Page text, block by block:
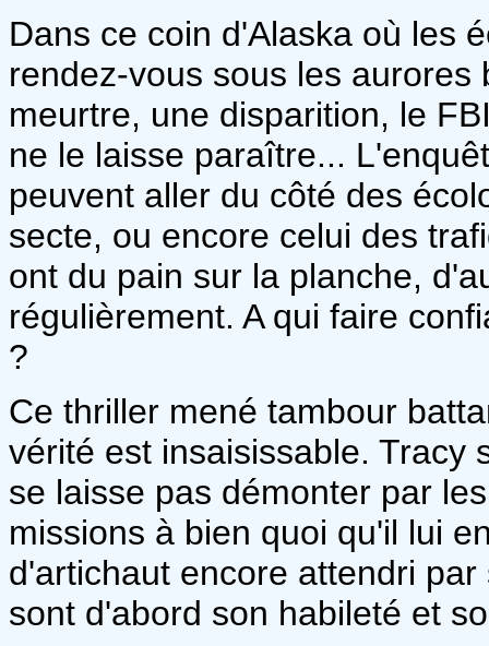
Dans ce coin d'Alaska où les
rendez-vous sous les
meurtre, une disparition, le
ne le laisse paraître...
peuvent aller du côté des
secte, ou encore celui des
ont du pain sur la planche,
régulièrement. A qui faire
?
Ce thriller mené tambour
vérité est insaisissable. Tracy
se laisse pas démonter par
missions à bien quoi qu'il lui
d'artichaut encore attendri
sont d'abord son habileté et